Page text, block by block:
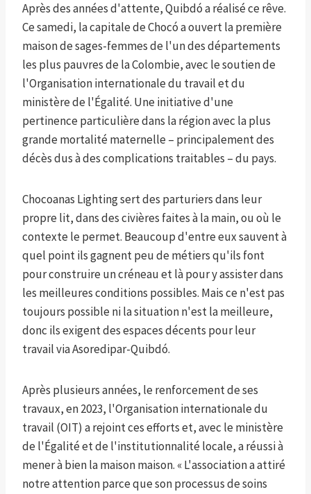
Après des années d'attente, Quibdó a réalisé ce rêve.
Ce samedi, la capitale de Chocó a ouvert la première
maison de sages-femmes de l'un des départements
les plus pauvres de la Colombie, avec le soutien de
l'Organisation internationale du travail et du
ministère de l'Égalité. Une initiative d'une
pertinence particulière dans la région avec la plus
grande mortalité maternelle – principalement des
décès dus à des complications traitables – du pays.
Chocoanas Lighting sert des parturiers dans leur
propre lit, dans des civières faites à la main, ou où le
contexte le permet. Beaucoup d'entre eux sauvent à
quel point ils gagnent peu de métiers qu'ils font
pour construire un créneau et là pour y assister dans
les meilleures conditions possibles. Mais ce n'est pas
toujours possible ni la situation n'est la meilleure,
donc ils exigent des espaces décents pour leur
travail via Asoredipar-Quibdó.
Après plusieurs années, le renforcement de ses
travaux, en 2023, l'Organisation internationale du
travail (OIT) a rejoint ces efforts et, avec le ministère
de l'Égalité et de l'institutionnalité locale, a réussi à
mener à bien la maison maison. « L'association a attiré
notre attention parce que son processus de soins